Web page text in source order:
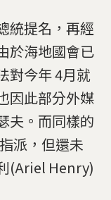
統提名，再經
於海地國會已
對今年 4月就
因此部分外媒
夫。而同樣的
派，但還未
(Ariel Henry)